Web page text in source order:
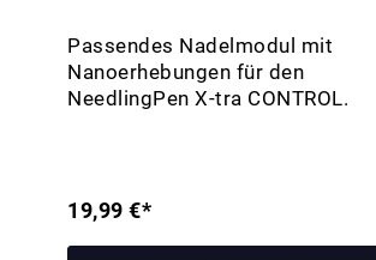
Passendes Nadelmodul mit
Nanoerhebungen für den
NeedlingPen X-tra CONTROL.
19,99 €*